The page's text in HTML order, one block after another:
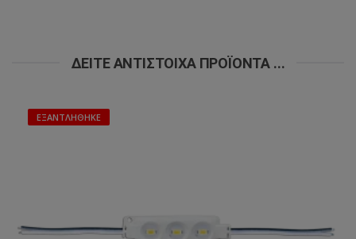
ΔΕΊΤΕ ΑΝΤΊΣΤΟΙΧΑ ΠΡΟΪΌΝΤΑ ...
ΕΞΑΝΤΛΉΘΗΚΕ